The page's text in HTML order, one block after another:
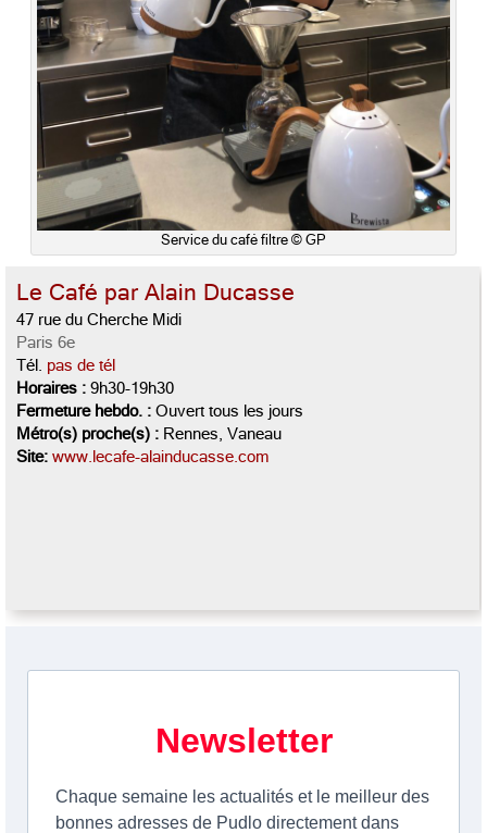
Service du café filtre © GP
Le Café par Alain Ducasse
47 rue du Cherche Midi
Paris 6e
Tél. pas de tél
Horaires : 9h30-19h30
Fermeture hebdo. : Ouvert tous les jours
Métro(s) proche(s) : Rennes, Vaneau
Site: www.lecafe-alainducasse.com